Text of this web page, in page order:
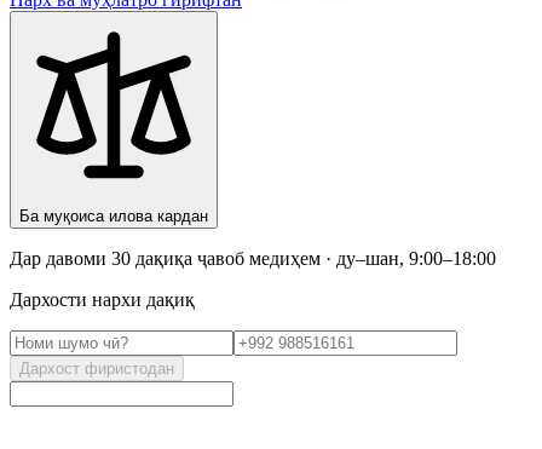
Ба муқоиса илова кардан
Дар давоми 30 дақиқа ҷавоб медиҳем · ду–шан, 9:00–18:00
Дархости нархи дақиқ
Дархост фиристодан